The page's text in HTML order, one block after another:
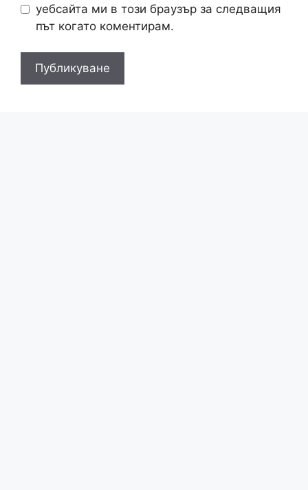
уебсайта ми в този браузър за следващия
път когато коментирам.